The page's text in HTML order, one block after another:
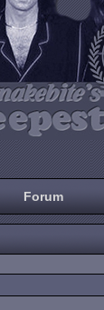
Forum